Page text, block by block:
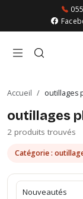
Accueil / outillages
outillages
2 produits trouvés
Catégorie :